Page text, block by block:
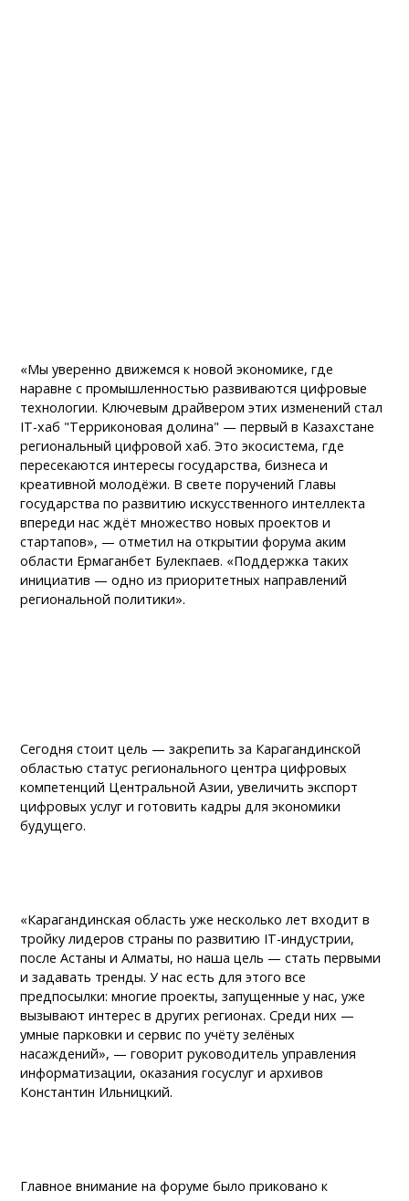
«Мы уверенно движемся к новой экономике, где
наравне с промышленностью развиваются цифровые
технологии. Ключевым драйвером этих изменений стал
IT-хаб "Терриконовая долина" — первый в Казахстане
региональный цифровой хаб. Это экосистема, где
пересекаются интересы государства, бизнеса и
креативной молодёжи. В свете поручений Главы
государства по развитию искусственного интеллекта
впереди нас ждёт множество новых проектов и
стартапов», — отметил на открытии форума аким
области Ермаганбет Булекпаев. «Поддержка таких
инициатив — одно из приоритетных направлений
региональной политики».
Сегодня стоит цель — закрепить за Карагандинской
областью статус регионального центра цифровых
компетенций Центральной Азии, увеличить экспорт
цифровых услуг и готовить кадры для экономики
будущего.
«Карагандинская область уже несколько лет входит в
тройку лидеров страны по развитию IT-индустрии,
после Астаны и Алматы, но наша цель — стать первыми
и задавать тренды. У нас есть для этого все
предпосылки: многие проекты, запущенные у нас, уже
вызывают интерес в других регионах. Среди них —
умные парковки и сервис по учёту зелёных
насаждений», — говорит руководитель управления
информатизации, оказания госуслуг и архивов
Константин Ильницкий.
Главное внимание на форуме было приковано к